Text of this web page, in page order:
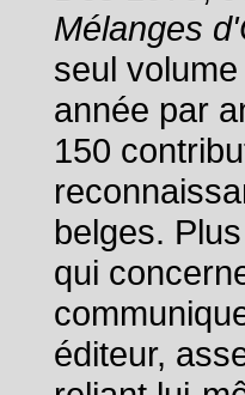
Mélanges
seul
année par
150
belges.
qui
éditeur,